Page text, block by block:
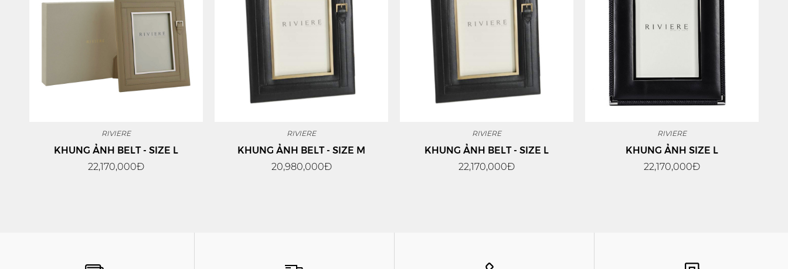
RIVIERE
KHUNG ẢNH BELT - SIZE L
22,170,000Đ
RIVIERE
KHUNG ẢNH BELT - SIZE M
20,980,000Đ
RIVIERE
KHUNG ẢNH BELT - SIZE L
22,170,000Đ
RIVIERE
KHUNG ẢNH SIZE L
22,170,000Đ